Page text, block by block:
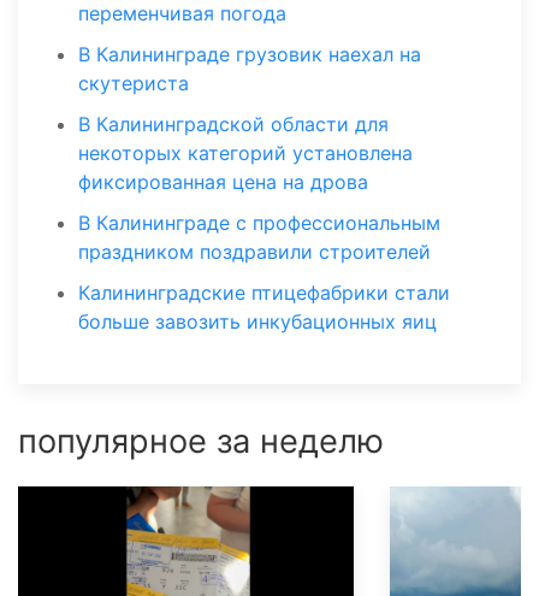
переменчивая погода
В Калининграде грузовик наехал на
скутериста
В Калининградской области для
некоторых категорий установлена
фиксированная цена на дрова
В Калининграде с профессиональным
праздником поздравили строителей
Калининградские птицефабрики стали
больше завозить инкубационных яиц
популярное за неделю